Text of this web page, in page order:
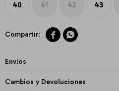
40 41 42 43
 
Envíos
Cambios y Devoluciones